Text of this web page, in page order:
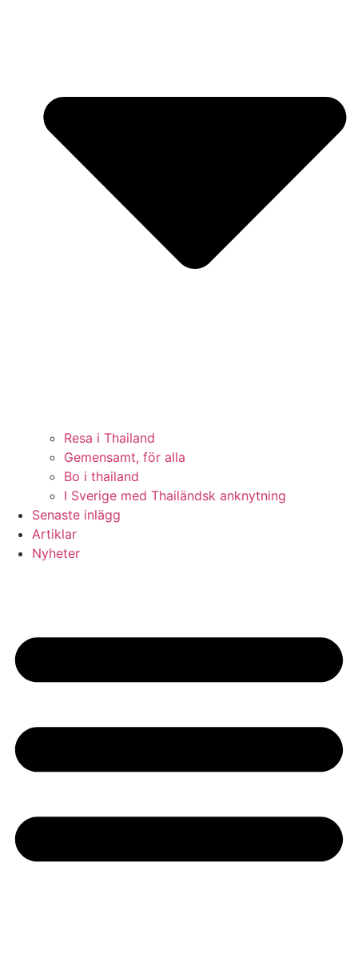
Resa i Thailand
Gemensamt, för alla
Bo i thailand
I Sverige med Thailändsk anknytning
Senaste inlägg
Artiklar
Nyheter